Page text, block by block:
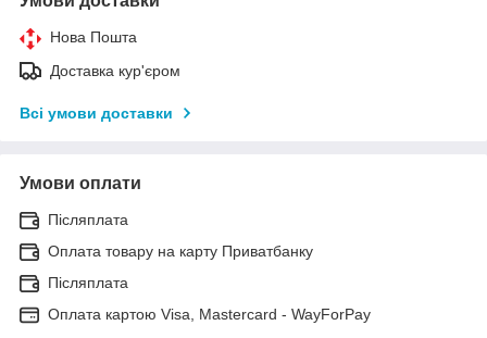
Нова Пошта
Доставка кур'єром
Всі умови доставки
Умови оплати
Післяплата
Оплата товару на карту Приватбанку
Післяплата
Оплата картою Visa, Mastercard - WayForPay